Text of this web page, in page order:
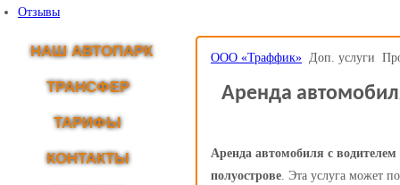
Отзывы
НАШ АВТОПАРК
ТРАНСФЕР
ТАРИФЫ
КОНТАКТЫ
ООО «Траффик» Доп. услуги
Аренда
Аренда автомобиля с
полуострове. Эта услуга может